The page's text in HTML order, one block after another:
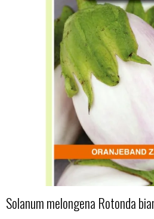
Solanum melongena Rotonda